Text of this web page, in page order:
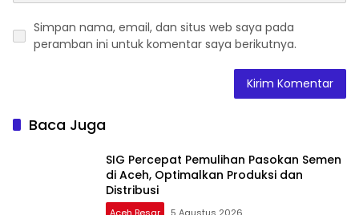
Simpan nama, email, dan situs web saya pada
peramban ini untuk komentar saya berikutnya.
Baca Juga
SIG Percepat Pemulihan Pasokan Semen
di Aceh, Optimalkan Produksi dan
Distribusi